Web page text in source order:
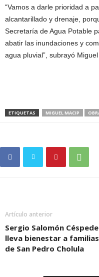
“Vamos a darle prioridad a
alcantarillado y drenaje,
Secretaría de Agua Potable
abatir las inundaciones y
agua pluvial”, subrayó
ETIQUETAS MIGUEL MACIP
Artículo anterior
Sergio Salomón
lleva bienestar a familias
de San Pedro Cholula